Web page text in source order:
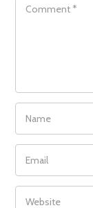
NAME
EMAIL
WEBSITE